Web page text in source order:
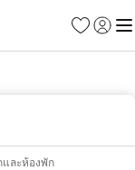
รายการโป
เข้าสู่ร
เมนู
และห้องพัก